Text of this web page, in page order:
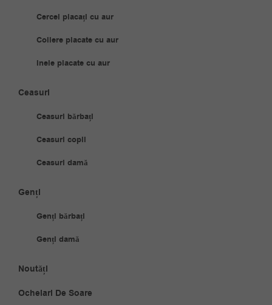
Cercei placați cu aur
Coliere placate cu aur
Inele placate cu aur
Ceasuri
Ceasuri bărbați
Ceasuri copii
Ceasuri damă
Genți
Genți bărbați
Genți damă
Noutăți
Ochelari De Soare